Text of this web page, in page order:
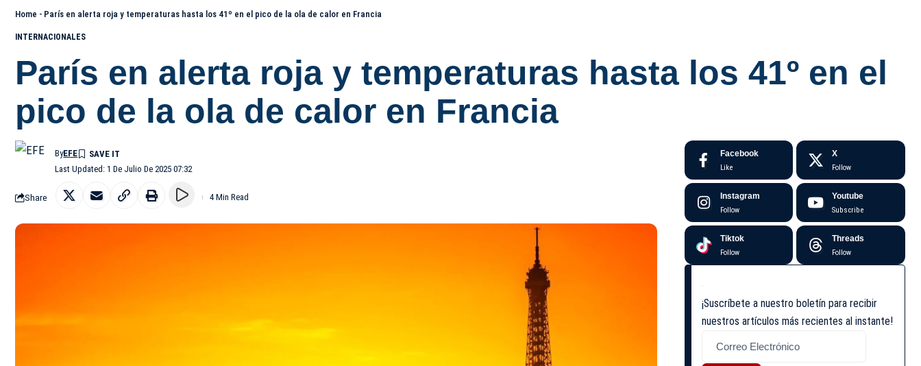
Home - París en alerta roja y temperaturas hasta los 41º en el pico de la ola de calor en Francia
INTERNACIONALES
París en alerta roja y temperaturas hasta los 41º en el
pico de la ola de calor en Francia
Last Updated: 1 De Julio De 2025 07:32
ByEFE
Share 4 Min Read
Facebook
Like
X
Follow
Instagram
Follow
Youtube
Subscribe
Tiktok
Follow
Threads
Follow
¡Suscríbete a nuestro boletín para recibir
nuestros artículos más recientes al instante!